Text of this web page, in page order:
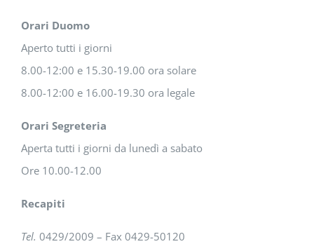
Orari Duomo
Aperto tutti i giorni
8.00-12:00 e 15.30-19.00 ora solare
8.00-12:00 e 16.00-19.30 ora legale
Orari Segreteria
Aperta tutti i giorni da lunedì a sabato
Ore 10.00-12.00
Recapiti
Tel. 0429/2009 – Fax 0429-50120